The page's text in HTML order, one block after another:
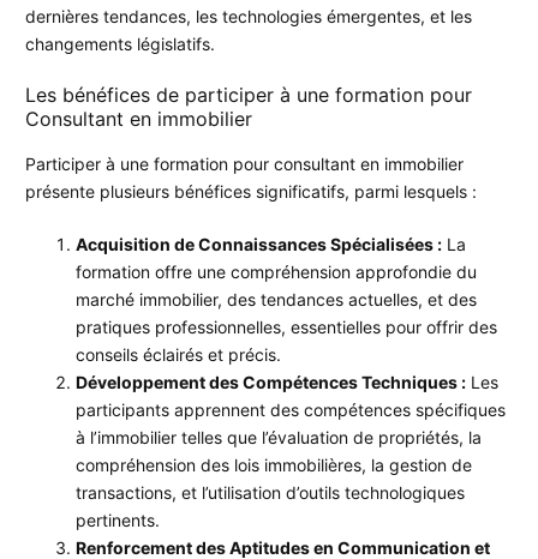
dernières tendances, les technologies émergentes, et les
changements législatifs.
Les bénéfices de participer à une formation pour
Consultant en immobilier
Participer à une formation pour consultant en immobilier
présente plusieurs bénéfices significatifs, parmi lesquels :
Acquisition de Connaissances Spécialisées : La
formation offre une compréhension approfondie du
marché immobilier, des tendances actuelles, et des
pratiques professionnelles, essentielles pour offrir des
conseils éclairés et précis.
Développement des Compétences Techniques : Les
participants apprennent des compétences spécifiques
à l’immobilier telles que l’évaluation de propriétés, la
compréhension des lois immobilières, la gestion de
transactions, et l’utilisation d’outils technologiques
pertinents.
Renforcement des Aptitudes en Communication et